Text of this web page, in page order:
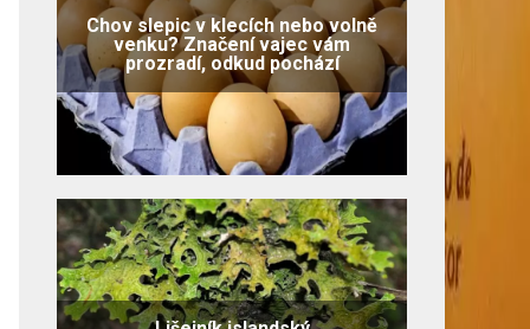
Chov slepic v klecích nebo volně
venku? Značení vajec vám
prozradí, odkud pochází